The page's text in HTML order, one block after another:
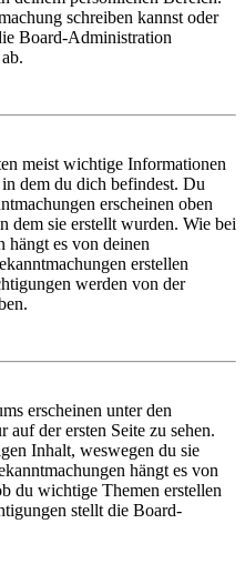
schreiben kannst oder
Board-Administration
meist wichtige Informationen
dem du dich befindest. Du
erscheinen oben
dem sie erstellt wurden. Wie bei
hängt es von deinen
erstellen
werden von der
erscheinen unter den
der ersten Seite zu sehen.
Inhalt, weswegen du sie
hängt es von
du wichtige Themen erstellen
stellt die Board-